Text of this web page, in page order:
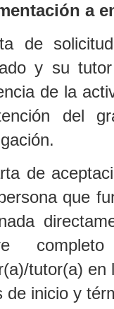
a
de
y su
de la
del
de
que
tutor(a) en
de inicio y